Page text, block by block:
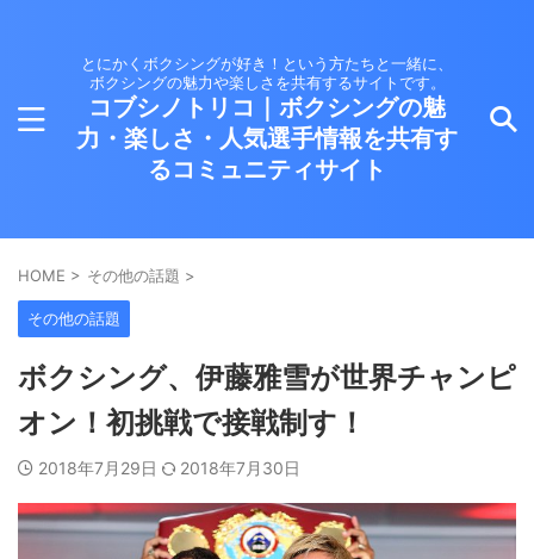
とにかくボクシングが好き！という方たちと一緒に、
ボクシングの魅力や楽しさを共有するサイトです。
コブシノトリコ｜ボクシングの魅
力・楽しさ・人気選手情報を共有す
るコミュニティサイト
HOME > その他の話題 >
その他の話題
ボクシング、伊藤雅雪が世界チャンピ
オン！初挑戦で接戦制す！
2018年7月29日 2018年7月30日